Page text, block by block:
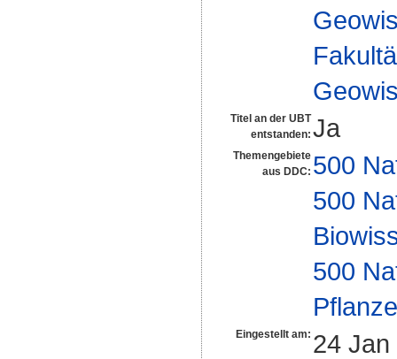
Titel an der UBT
entstanden: Ja
Themengebiete
aus DDC: 500
500
500
Eingestellt am: 24